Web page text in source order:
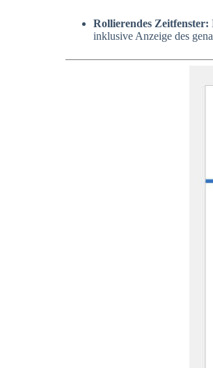
Rollierendes Zeitfenster:
inklusive Anzeige des